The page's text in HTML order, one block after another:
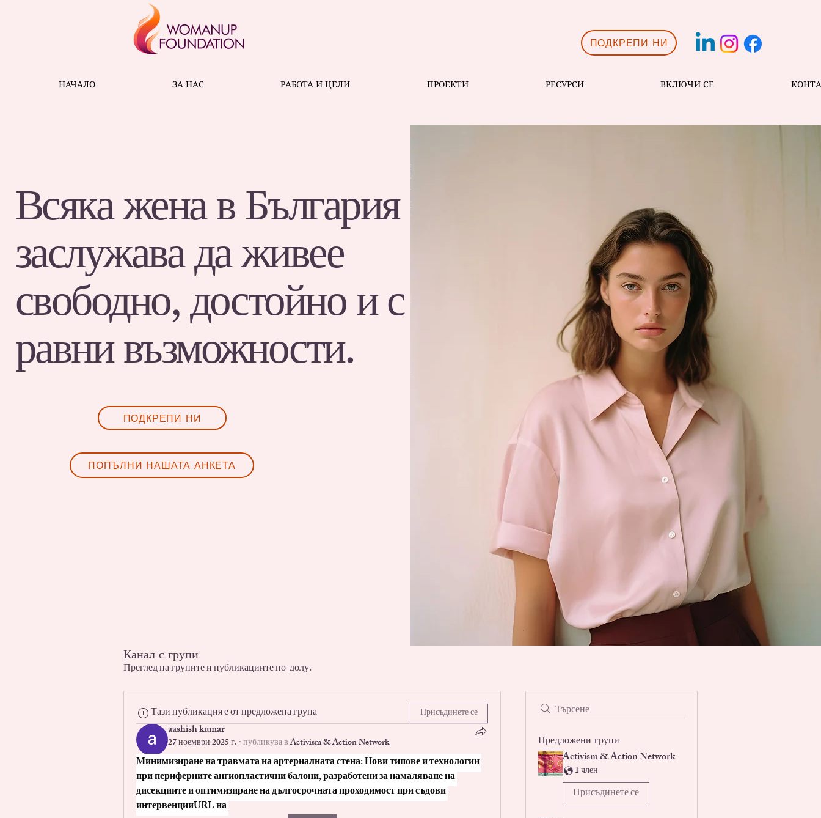
ПОДКРЕПИ НИ
НАЧАЛО ЗА НАС РАБОТА И ЦЕЛИ ПРОЕКТИ РЕСУРСИ ВКЛЮЧИ СЕ
Всяка жена в България
заслужава да живее
свободно, достойно и с
равни възможности.
ПОДКРЕПИ НИ
ПОПЪЛНИ НАШАТА АНКЕТА
Канал с групи
Преглед на групите и публикациите по-долу.
Търсене
Предложени групи
Activism & Action Network
1 член
Присъдинете се
Тази публикация е от предложена група Присъдинете се
aashish kumar
27 ноември 2025 г. ·публикува вActivism & Action Network
Минимизиране на травмата на артериалната стена: Нови типове и технологии
при периферните ангиопластични балони, разработени за намаляване на
дисекциите и оптимизиране на дългосрочната проходимост при съдови
интервенцииURL на